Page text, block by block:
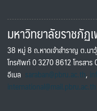
มหาวิทยาลัยราชภัฏ
38 หมู่ 8 ถ.หาดเจ้าสำราญ ต.นา
โทรศัพท์ 0 3270 8612 โทรสา
อีเมล saraban@pbru.ac.th,
international@mail.pbru.ac.th